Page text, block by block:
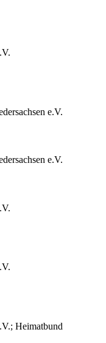
e.V.
e.V.
Heimatbund